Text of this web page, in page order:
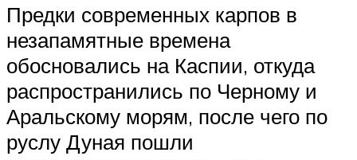
Предки современных карпов в
незапамятные времена
обосновались на Каспии, откуда
распространились по Черному и
Аральскому морям, после чего по
руслу Дуная пошли